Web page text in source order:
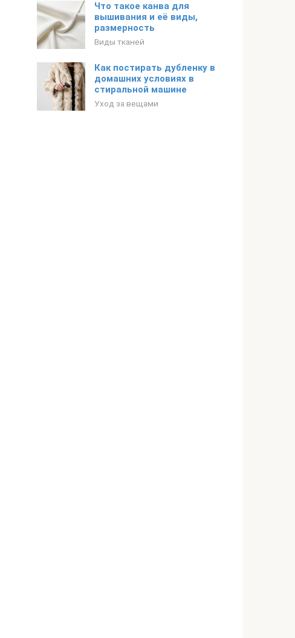
Что такое канва для
вышивания и её виды,
размерность
Виды тканей
Как постирать дубленку в
домашних условиях в
стиральной машине
Уход за вещами